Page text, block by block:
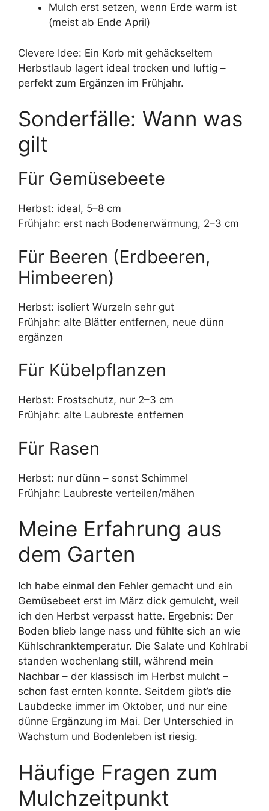
Mulch erst setzen, wenn Erde warm ist
(meist ab Ende April)
Clevere Idee: Ein Korb mit gehäckseltem
Herbstlaub lagert ideal trocken und luftig –
perfekt zum Ergänzen im Frühjahr.
Sonderfälle: Wann was
gilt
Für Gemüsebeete
Herbst: ideal, 5–8 cm
Frühjahr: erst nach Bodenerwärmung, 2–3 cm
Für Beeren (Erdbeeren,
Himbeeren)
Herbst: isoliert Wurzeln sehr gut
Frühjahr: alte Blätter entfernen, neue dünn
ergänzen
Für Kübelpflanzen
Herbst: Frostschutz, nur 2–3 cm
Frühjahr: alte Laubreste entfernen
Für Rasen
Herbst: nur dünn – sonst Schimmel
Frühjahr: Laubreste verteilen/mähen
Meine Erfahrung aus
dem Garten
Ich habe einmal den Fehler gemacht und ein
Gemüsebeet erst im März dick gemulcht, weil
ich den Herbst verpasst hatte. Ergebnis: Der
Boden blieb lange nass und fühlte sich an wie
Kühlschranktemperatur. Die Salate und Kohlrabi
standen wochenlang still, während mein
Nachbar – der klassisch im Herbst mulcht –
schon fast ernten konnte. Seitdem gibt’s die
Laubdecke immer im Oktober, und nur eine
dünne Ergänzung im Mai. Der Unterschied in
Wachstum und Bodenleben ist riesig.
Häufige Fragen zum
Mulchzeitpunkt